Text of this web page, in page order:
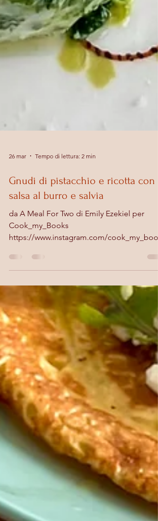
26 mar Tempo di lettura: 2 min
salsa al burro e salvia
da A Meal For Two di Emily Ezekiel per
https://www.instagram.com/
/ Gnudi di pistacchio e ricotta Ancora una
proposta tratta da A Meal forTwo, per
Cook_My_Books
https://www.instagram.com/
/ G li gnudi sono un classico del Nord Italia,
ma molto meno conosciuti qui da noi . La
versione ai pistacchi di Emily Ezekiel,
costituisce una bella sorpresa per tutti.
Provateli, e lo sarà anche per voi, ne sono
sicura. Questi gnudi leggerissimi son